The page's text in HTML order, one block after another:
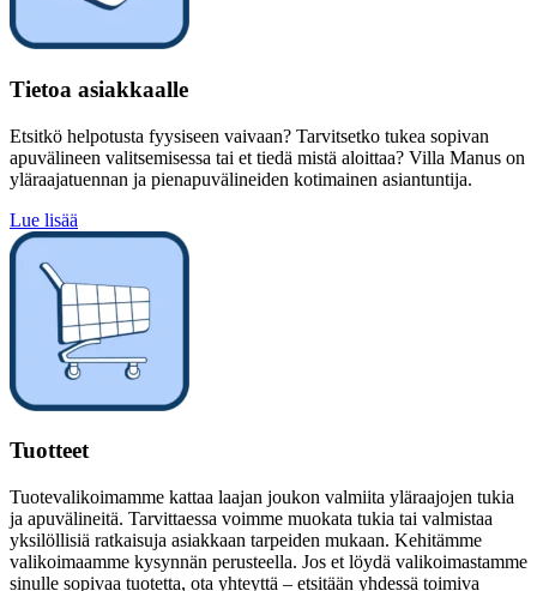
Tietoa asiakkaalle
Etsitkö helpotusta fyysiseen vaivaan? Tarvitsetko tukea sopivan
apuvälineen valitsemisessa tai et tiedä mistä aloittaa? Villa Manus on
yläraajatuennan ja pienapuvälineiden kotimainen asiantuntija.
Lue lisää
Tuotteet
Tuotevalikoimamme kattaa laajan joukon valmiita yläraajojen tukia
ja apuvälineitä. Tarvittaessa voimme muokata tukia tai valmistaa
yksilöllisiä ratkaisuja asiakkaan tarpeiden mukaan. Kehitämme
valikoimaamme kysynnän perusteella. Jos et löydä valikoimastamme
sinulle sopivaa tuotetta, ota yhteyttä – etsitään yhdessä toimiva